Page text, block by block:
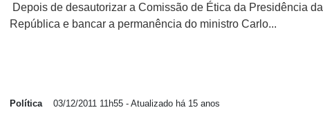
Depois de desautorizar a Comissão de Ética da Presidência da
República e bancar a permanência do ministro Carlo...
Política 03/12/2011 11h55- Atualizado há 15 anos